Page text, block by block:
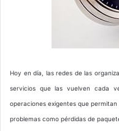
Hoy en día, las redes de las
servicios que las vuelven cada
operaciones exigentes que
problemas como pérdidas de